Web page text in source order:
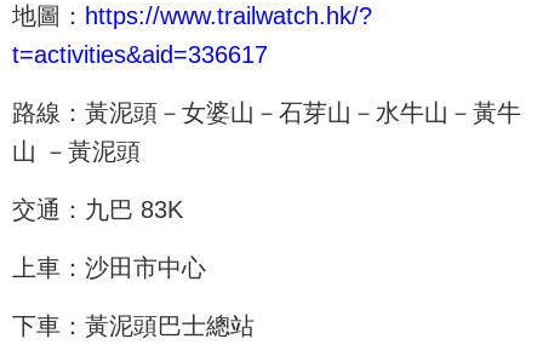
地圖： https://www.trailwatch.hk/?
t=activities&aid=336617
路線：黃泥頭－女婆山－石芽山－水牛山－黃牛
山 －黃泥頭
交通：九巴 83K
上車：沙田市中心
下車：黃泥頭巴士總站